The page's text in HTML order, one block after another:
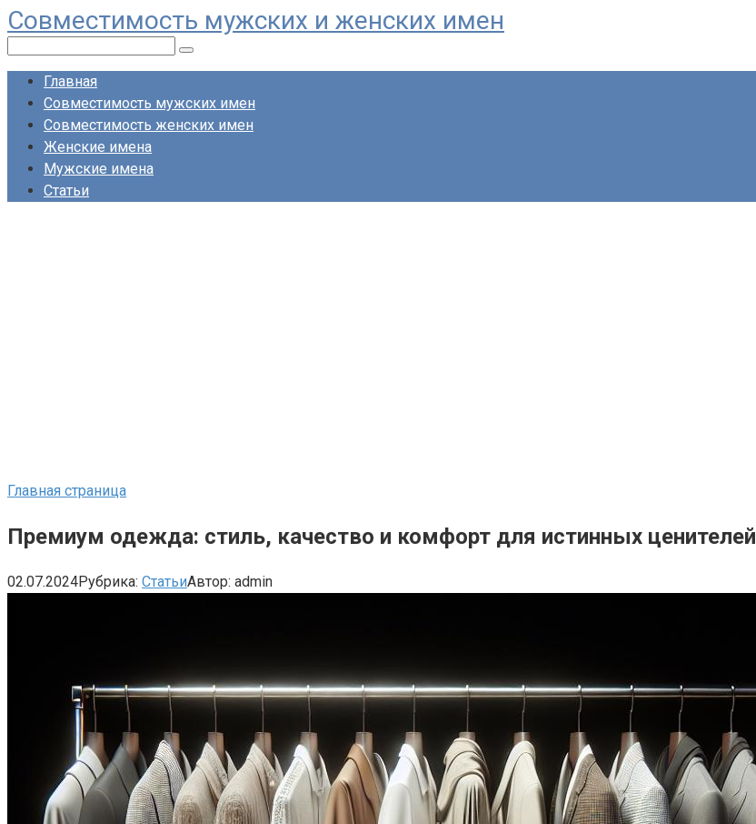
Перейти
к
контенту
Совместимость мужских и женских имен
Главная
Совместимость мужских имен
Совместимость женских имен
Женские имена
Мужские имена
Статьи
Главная страница
Премиум одежда: стиль, качество и комфорт для истинных ценителей
02.07.2024Рубрика: СтатьиАвтор: admin